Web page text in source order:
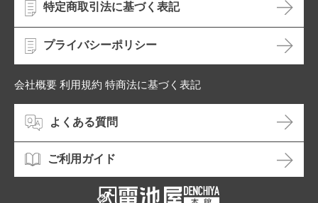
特定商取引法に基づく表記
プライバシーポリシー
会社概要 利用規約 特商法に基づく表記
よくある質問
ご利用ガイド